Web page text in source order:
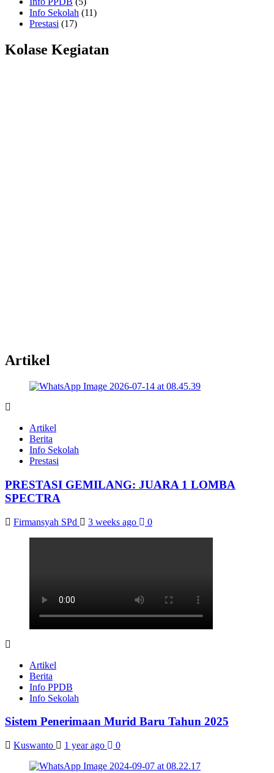
Info Sekolah (11)
Prestasi (17)
Kolase Kegiatan
Artikel
Artikel
Berita
Info Sekolah
Prestasi
PRESTASI GEMILANG: JUARA 1 LOMBA
SPECTRA
Firmansyah SPd 3 weeks ago 0
Artikel
Berita
Info PPDB
Info Sekolah
Sistem Penerimaan Murid Baru Tahun 2025
Kuswanto 1 year ago 0